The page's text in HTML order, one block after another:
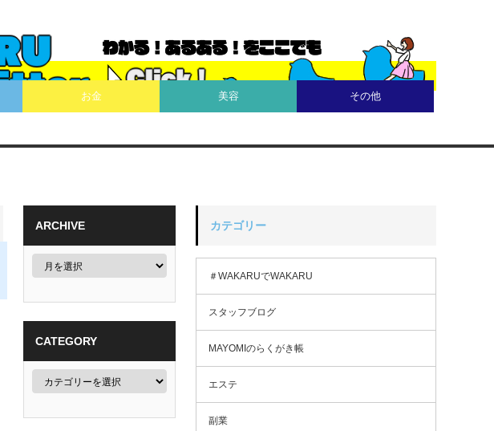
お金 美容 その他
ARCHIVE
CATEGORY
カテゴリー
＃WAKARUでWAKARU
スタッフブログ
MAYOMIのらくがき帳
エステ
副業